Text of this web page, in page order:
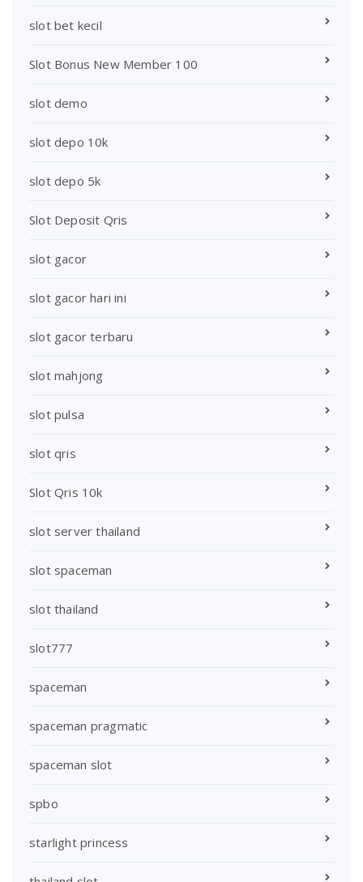
slot bet kecil
Slot Bonus New Member 100
slot demo
slot depo 10k
slot depo 5k
Slot Deposit Qris
slot gacor
slot gacor hari ini
slot gacor terbaru
slot mahjong
slot pulsa
slot qris
Slot Qris 10k
slot server thailand
slot spaceman
slot thailand
slot777
spaceman
spaceman pragmatic
spaceman slot
spbo
starlight princess